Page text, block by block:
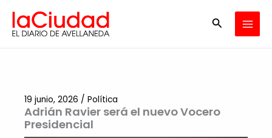
contenido
Buscar
Adrián Ravier será el nuevo Vocero
Presidencial
19 junio, 2026 / Política